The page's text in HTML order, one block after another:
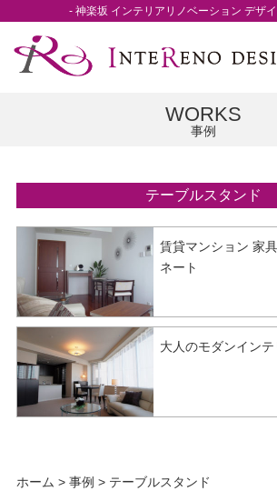
- 神楽坂 インテリアリノベーション デザ
WORKS
事例
テーブルスタンド
賃貸マンション 家
ネート
大人のモダンインテ
ホーム > 事例 > テーブルスタンド